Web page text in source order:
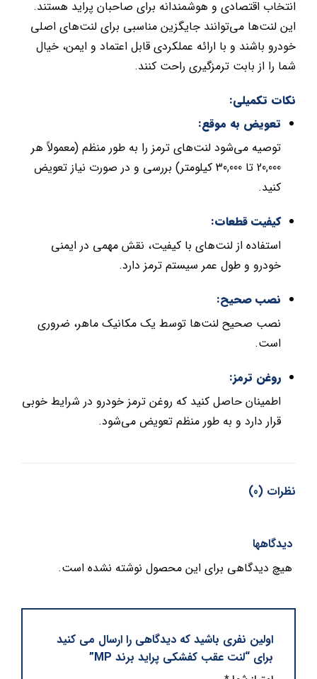
انتخاب اقتصادی و هوشمندانه برای صاحبان پراید هستند.
این لنت‌ها می‌توانند جایگزین مناسبی برای لنت‌های اصلی
خودرو باشند و با ارائه عملکردی قابل اعتماد و ایمن، خیال
شما را از بابت ترمزگیری راحت کنند.
نکات تکمیلی:
تعویض به موقع:
توصیه می‌شود لنت‌های ترمز را به طور منظم (معمولاً هر
20,000 تا 30,000 کیلومتر) بررسی و در صورت نیاز تعویض
کنید.
کیفیت قطعات:
استفاده از لنت‌های با کیفیت، نقش مهمی در ایمنی
خودرو و طول عمر سیستم ترمز دارد.
نصب صحیح:
نصب صحیح لنت‌ها توسط یک مکانیک ماهر، ضروری
است.
روغن ترمز:
اطمینان حاصل کنید که روغن ترمز خودرو در شرایط خوبی
قرار دارد و به طور منظم تعویض می‌شود.
نظرات (0)
دیدگاهها
هیچ دیدگاهی برای این محصول نوشته نشده است.
اولین نفری باشید که دیدگاهی را ارسال می کنید
برای “لنت عقب کفشکی پراید برند MP”